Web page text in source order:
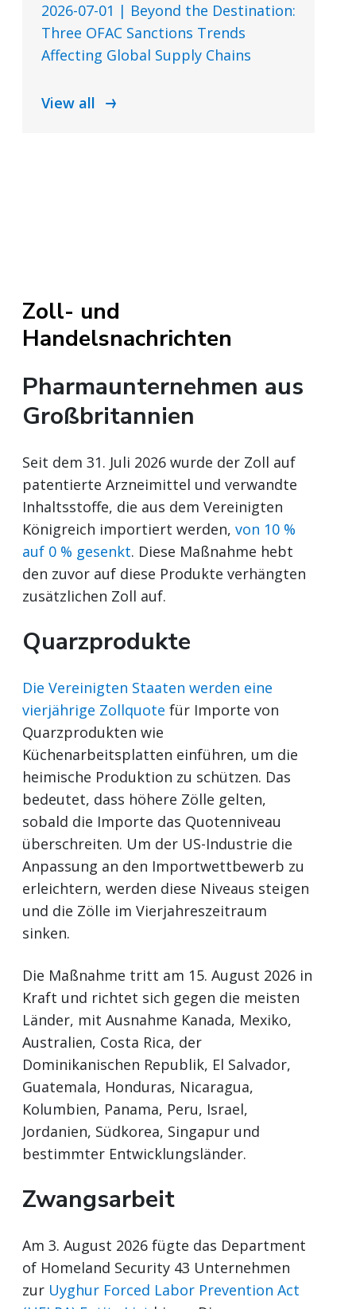
2026-07-01 | Beyond the Destination:
Three OFAC Sanctions Trends
Affecting Global Supply Chains
View all
Zoll- und
Handelsnachrichten
Pharmaunternehmen aus
Großbritannien
Seit dem 31. Juli 2026 wurde der Zoll auf
patentierte Arzneimittel und verwandte
Inhaltsstoffe, die aus dem Vereinigten
Königreich importiert werden, von 10 %
auf 0 % gesenkt. Diese Maßnahme hebt
den zuvor auf diese Produkte verhängten
zusätzlichen Zoll auf.
Quarzprodukte
Die Vereinigten Staaten werden eine
vierjährige Zollquote für Importe von
Quarzprodukten wie
Küchenarbeitsplatten einführen, um die
heimische Produktion zu schützen. Das
bedeutet, dass höhere Zölle gelten,
sobald die Importe das Quotenniveau
überschreiten. Um der US-Industrie die
Anpassung an den Importwettbewerb zu
erleichtern, werden diese Niveaus steigen
und die Zölle im Vierjahreszeitraum
sinken.
Die Maßnahme tritt am 15. August 2026 in
Kraft und richtet sich gegen die meisten
Länder, mit Ausnahme Kanada, Mexiko,
Australien, Costa Rica, der
Dominikanischen Republik, El Salvador,
Guatemala, Honduras, Nicaragua,
Kolumbien, Panama, Peru, Israel,
Jordanien, Südkorea, Singapur und
bestimmter Entwicklungsländer.
Zwangsarbeit
Am 3. August 2026 fügte das Department
of Homeland Security 43 Unternehmen
zur Uyghur Forced Labor Prevention Act